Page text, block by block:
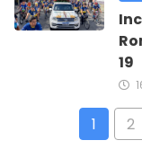
19
1 2